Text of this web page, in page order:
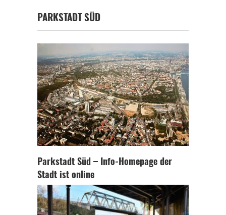
PARKSTADT SÜD
Parkstadt Süd – Info-Homepage der
Stadt ist online